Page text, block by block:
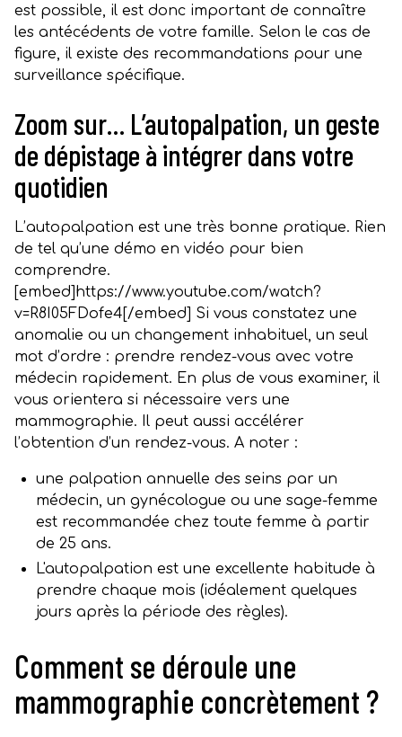
est possible, il est donc important de connaître
les antécédents de votre famille. Selon le cas de
figure, il existe des recommandations pour une
surveillance spécifique.
Zoom sur… L’autopalpation, un geste
de dépistage à intégrer dans votre
quotidien
L’autopalpation est une très bonne pratique. Rien
de tel qu’une démo en vidéo pour bien
comprendre.
[embed]https://www.youtube.com/watch?
v=R8I05FDofe4[/embed] Si vous constatez une
anomalie ou un changement inhabituel, un seul
mot d’ordre : prendre rendez-vous avec votre
médecin rapidement. En plus de vous examiner, il
vous orientera si nécessaire vers une
mammographie. Il peut aussi accélérer
l’obtention d’un rendez-vous. A noter :
une palpation annuelle des seins par un
médecin, un gynécologue ou une sage-femme
est recommandée chez toute femme à partir
de 25 ans.
L'autopalpation est une excellente habitude à
prendre chaque mois (idéalement quelques
jours après la période des règles).
Comment se déroule une
mammographie concrètement ?